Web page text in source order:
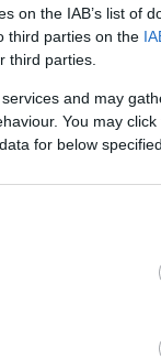
on the IAB’s list of
third parties on the
third parties.
and may
You may
for below
1,7 μονάδων
και ο...
Ίμολα εκεί